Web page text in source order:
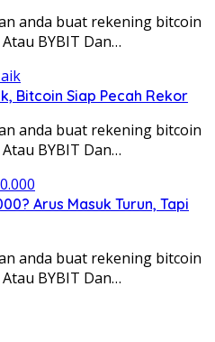
anda buat rekening bitcoin
BYBIT Dan…
Bitcoin Siap Pecah Rekor
anda buat rekening bitcoin
BYBIT Dan…
Arus Masuk Turun, Tapi
anda buat rekening bitcoin
BYBIT Dan…